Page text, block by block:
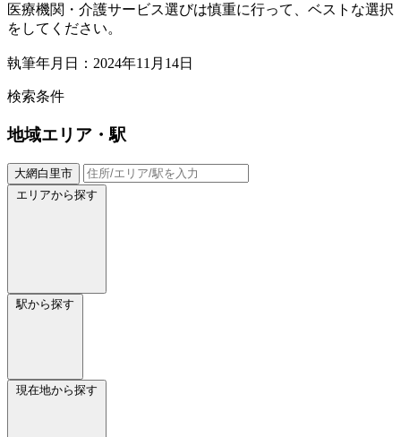
医療機関・介護サービス選びは慎重に行って、ベストな選択
をしてください。
執筆年月日：2024年11月14日
検索条件
地域エリア・駅
大網白里市
エリアから探す
駅から探す
現在地から探す